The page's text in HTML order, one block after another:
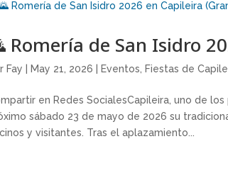
Romería de San Isidro
Fay May 21, 2026 Eventos Fiestas de
en Redes SocialesCapileira, uno de
sábado 23 de mayo de 2026 su
y visitantes. Tras el aplazamiento...